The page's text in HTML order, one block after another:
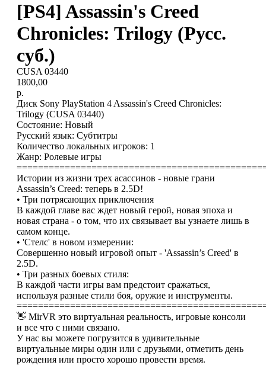
[PS4] Assassin's Creed
Chronicles: Trilogy (Русс.
суб.)
CUSA 03440
1800,00
р.
Диск Sony PlayStation 4 Assassin's Creed Chronicles:
Trilogy (CUSA 03440)
Состояние: Новый
Русский язык: Субтитры
Количество локальных игроков: 1
Жанр: Ролевые игры
Истории из жизни трех асассинов - новые грани
Assassin’s Creed: теперь в 2.5D!
• Три потрясающих приключения
В каждой главе вас ждет новый герой, новая эпоха и
новая страна - о том, что их связывает вы узнаете лишь в
самом конце.
• 'Стелс' в новом измерении:
Совершенно новый игровой опыт - 'Assassin’s Creed' в
2.5D.
• Три разных боевых стиля:
В каждой части игры вам предстоит сражаться,
используя разные стили боя, оружие и инструменты.
👋 MirVR это виртуальная реальность, игровые консоли
и все что с ними связано.
У нас вы можете погрузится в удивительные
виртуальные миры один или с друзьями, отметить день
рождения или просто хорошо провести время.